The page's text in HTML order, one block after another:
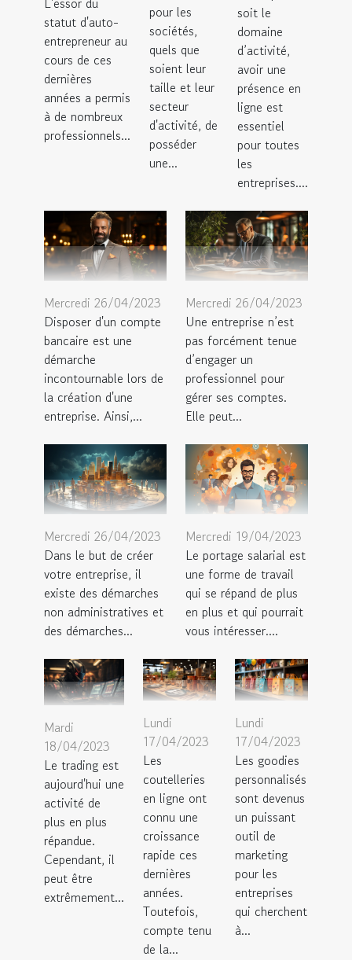
statut d'auto-
entrepreneur au
cours de ces
dernières
années a permis
à de nombreux
professionnels...
pour les
sociétés,
quels que
soient leur
taille et leur
secteur
d'activité, de
posséder
une...
soit le
domaine
d’activité,
avoir une
présence en
ligne est
essentiel
pour toutes
les
entreprises....
Mercredi 26/04/2023
Disposer d'un compte
bancaire est une
démarche
incontournable lors de
la création d'une
entreprise. Ainsi,...
Mercredi 26/04/2023
Une entreprise n’est
pas forcément tenue
d’engager un
professionnel pour
gérer ses comptes.
Elle peut...
Mercredi 26/04/2023
Dans le but de créer
votre entreprise, il
existe des démarches
non administratives et
des démarches...
Mercredi 19/04/2023
Le portage salarial est
une forme de travail
qui se répand de plus
en plus et qui pourrait
vous intéresser....
Mardi
18/04/2023
Le trading est
aujourd'hui une
activité de
plus en plus
répandue.
Cependant, il
peut être
extrêmement...
Lundi
17/04/2023
Les
coutelleries
en ligne ont
connu une
croissance
rapide ces
dernières
années.
Toutefois,
compte tenu
de la...
Lundi
17/04/2023
Les goodies
personnalisés
sont devenus
un puissant
outil de
marketing
pour les
entreprises
qui cherchent
à...